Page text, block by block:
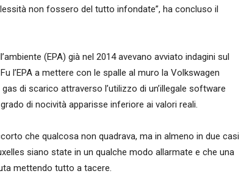
non fossero del tutto infondate”, ha concluso il
(EPA) già nel 2014 avevano avviato indagini sul
l’EPA a mettere con le spalle al muro la Volkswagen
di scarico attraverso l’utilizzo di un’illegale software
di nocività apparisse inferiore ai valori reali.
che qualcosa non quadrava, ma in almeno in due casi
siano state in un qualche modo allarmate e che una
mettendo tutto a tacere.